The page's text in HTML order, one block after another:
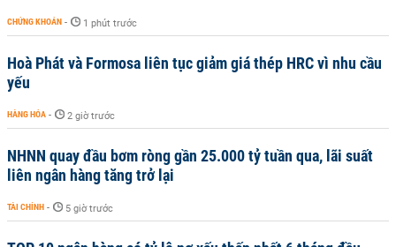
CHỨNG KHOÁN - 1 phút trước
Hoà Phát và Formosa liên tục giảm giá thép HRC vì nhu cầu
yếu
HÀNG HÓA - 2 giờ trước
NHNN quay đầu bơm ròng gần 25.000 tỷ tuần qua, lãi suất
liên ngân hàng tăng trở lại
TÀI CHÍNH - 5 giờ trước